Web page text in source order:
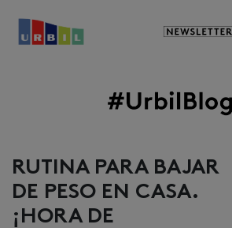
Newsletter
RUTINA PARA BAJAR
DE PESO EN CASA.
¡HORA DE